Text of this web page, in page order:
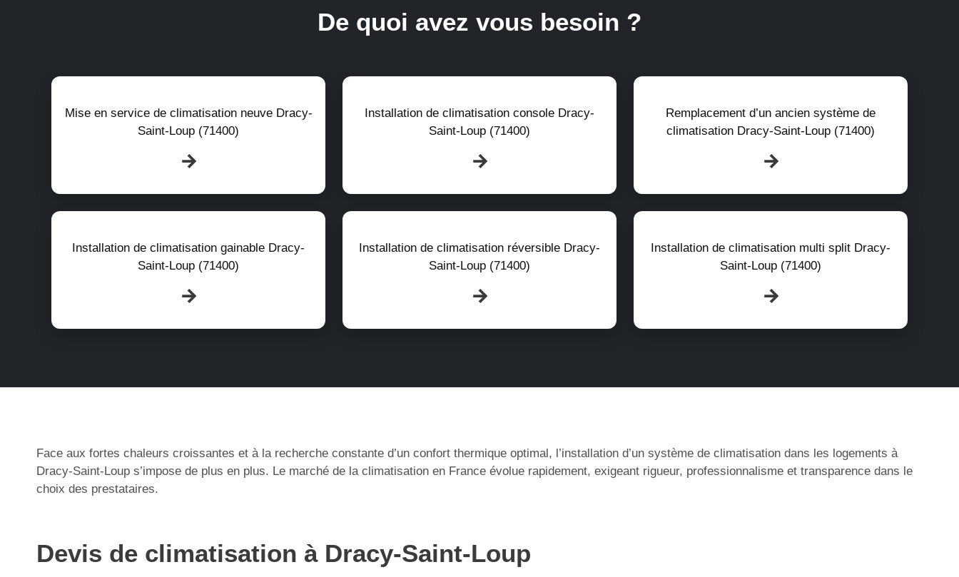
De quoi avez vous besoin ?
Mise en service de climatisation neuve Dracy-
Saint-Loup (71400)
Installation de climatisation console Dracy-
Saint-Loup (71400)
Remplacement d’un ancien système de
climatisation Dracy-Saint-Loup (71400)
Installation de climatisation gainable Dracy-
Saint-Loup (71400)
Installation de climatisation réversible Dracy-
Saint-Loup (71400)
Installation de climatisation multi split Dracy-
Saint-Loup (71400)
Face aux fortes chaleurs croissantes et à la recherche constante d’un confort thermique optimal, l’installation d’un système de climatisation dans les logements à
Dracy-Saint-Loup s’impose de plus en plus. Le marché de la climatisation en France évolue rapidement, exigeant rigueur, professionnalisme et transparence dans le
choix des prestataires.
Devis de climatisation à Dracy-Saint-Loup